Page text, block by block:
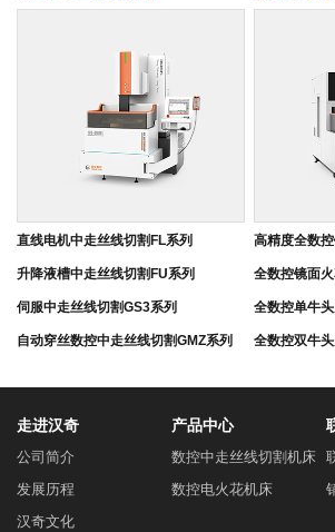
直线电机中走丝线切割FL系列
升降液槽中走丝线切割FU系列
伺服中走丝线切割GS3系列
自动穿丝数控中走丝线切割GMZ系列
高精度全数
全数控镜面
全数控单牛
全数控双牛
走进汉奇
公司简介
发展历程
汉奇文化
产品中心
数控中走丝线切割机床
数控电火花机床